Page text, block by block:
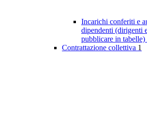
Incarichi conferiti e
dipendenti (dirigenti
pubblicare in tabelle)
Contrattazione collettiva 1